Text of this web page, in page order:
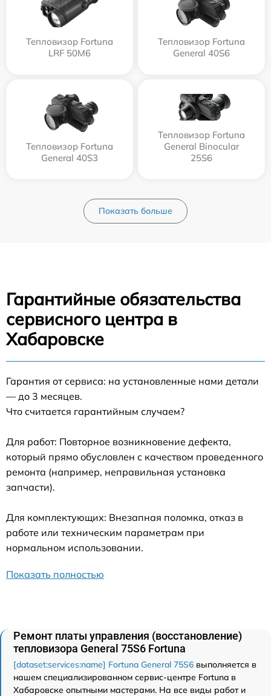
Тепловизор Fortuna
LRF 50M6
Тепловизор Fortuna
General 40S6
Тепловизор Fortuna
General 40S3
Тепловизор Fortuna
General Binocular
25S6
Показать больше
Гарантийные обязательства
сервисного центра в
Хабаровске
Гарантия от сервиса: на установленные нами детали
— до 3 месяцев.
Что считается гарантийным случаем?
Для работ: Повторное возникновение дефекта,
который прямо обусловлен с качеством проведенного
ремонта (например, неправильная установка
запчасти).
Для комплектующих: Внезапная поломка, отказ в
работе или техническим параметрам при
нормальном использовании.
Показать полностью
Ремонт платы управления (восстановление)
тепловизора General 75S6 Fortuna
[dataset:services:name] Fortuna General 75S6 выполняется в
нашем специализированном сервис-центре Fortuna в
Хабаровске опытными мастерами. На все виды работ и